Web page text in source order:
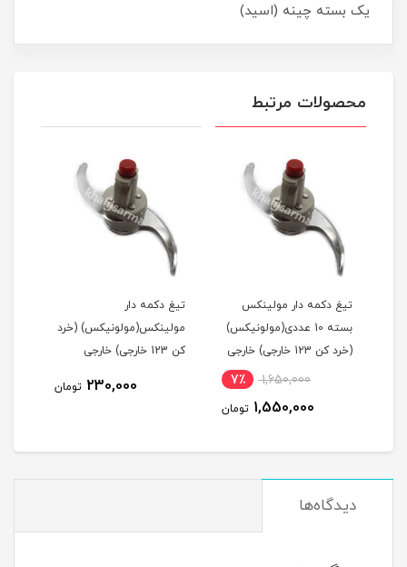
یک بسته چینه (اسید)
محصولات مرتبط
تیغ دکمه دار مولینکس
بسته 10 عددی(مولونیکس)
(خرد کن 123 خارجی) خارجی
1,650,000 7٪
1,550,000 تومان
تیغ دکمه دار
مولینکس(مولونیکس) (خرد
کن 123 خارجی) خارجی
230,000 تومان
دیدگاه‌ها